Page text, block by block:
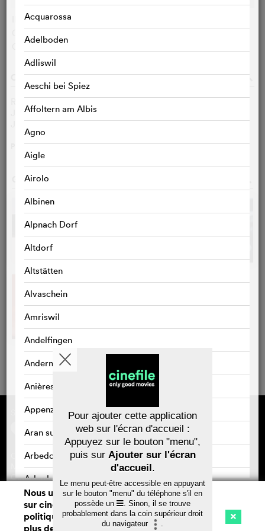
Acquarossa
Adelboden
Adliswil
Aeschi bei Spiez
Affoltern am Albis
Agno
Aigle
Airolo
Albinen
Alpnach Dorf
Altdorf
Altstätten
Alvaschein
Amriswil
Andelfingen
Andermatt
Anières
Appenzell
Aran sur Vilette
Arbedo
Arbedo-Castione
Arbon
Arlesheim
Sauvegarder
IMDB:
Critiques :
CASTING & EQUIPE TECHNIQUE o
Rose McGowan
Amy Blue
James Duval
Johnathon Schaech
Xavier Red
PLUS>
GALERIE PHOTOS
Sponsorisé par
Contact
Mentions légales
Confidentialité des données
À propos de cinefile
S'inscrire/s'abonner
Newsletter
FAQ
Bons-cadeaux
Nous utilisons des cookies. En naviguant
sur cinefile.ch, vous acceptez notre
politique d'utilisation des cookies. Pour
plus de détails, voir notredéclaration de
Pour ajouter cette application
web sur l'écran d'accueil :
Appuyez sur le bouton "menu",
puis sur Ajouter sur l'écran
d'accueil.
Le menu peut-être accessible en appuyant
sur le bouton "menu" du téléphone s'il en
possède un
. Sinon, il se trouve
probablement dans la coin supérieur droit
du navigateur
.